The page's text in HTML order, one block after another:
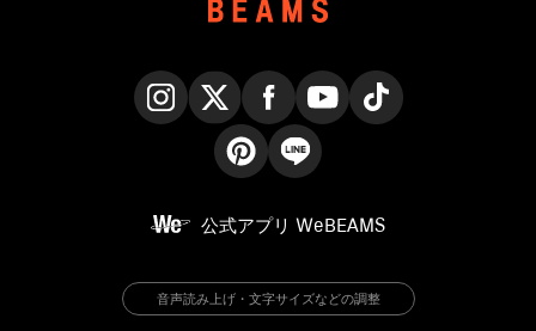
公式アプリ WeBEAMS
音声読み上げ・文字サイズなどの調整